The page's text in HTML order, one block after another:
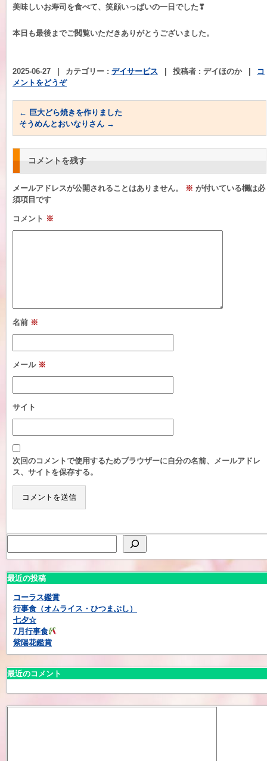
美味しいお寿司を食べて、笑顔いっぱいの一日でした❣
本日も最後までご閲覧いただきありがとうございました。
2025-06-27 カテゴリー : デイサービス 投稿者 : デイほのか
コ
メントをどうぞ
← 巨大どら焼きを作りました
そうめんとおいなりさん →
コメントを残す
メールアドレスが公開されることはありません。 ※ が付いている欄は必
須項目です
コメント ※
名前 ※
メール ※
サイト
次回のコメントで使用するためブラウザーに自分の名前、メールアドレ
ス、サイトを保存する。
最近の投稿
コーラス鑑賞
行事食（オムライス・ひつまぶし）
七夕☆
7月行事食
紫陽花鑑賞
最近のコメント